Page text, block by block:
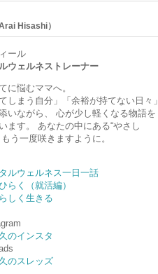
Hisashi）
ール
ウェルネストレーナー
に悩むママへ。
てしまう自分」「余裕が持てない日々」
いながら、 心が少し軽くなる物語を
ます。 あなたの中にある“やさし
もう一度咲きますように。
ルウェルネス一日一話
らく（就活編）
しく生きる
のインスタ
のスレッズ